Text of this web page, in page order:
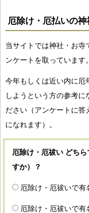
厄除け・厄払いの
当サイトでは神社・お寺
ンケートを取っています。
今年もしくは近い内に厄
しようという方の参考に
ださい（アンケートに
になれます）。
厄除け・厄祓い どち
すか）？
厄除け・厄祓いで有
厄除け・厄祓いで有